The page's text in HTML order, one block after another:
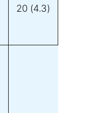
20 (4.3)